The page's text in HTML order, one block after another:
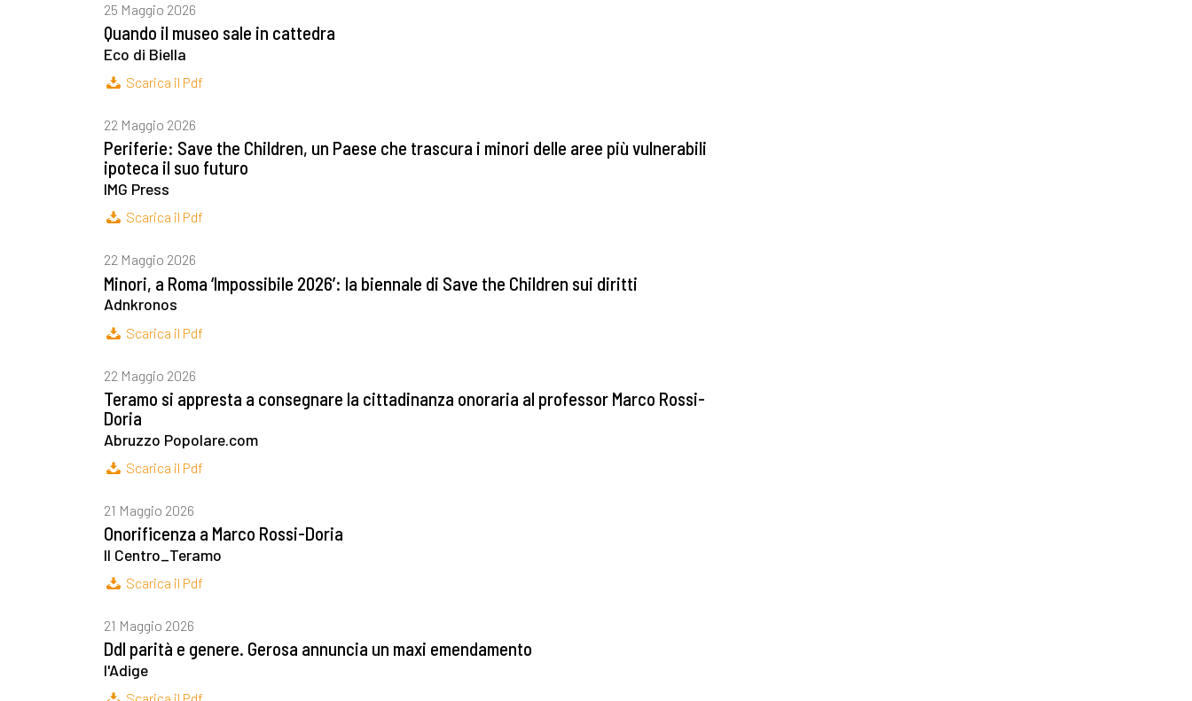
25 Maggio 2026
Quando il museo sale in cattedra
Eco di Biella
Scarica il Pdf
22 Maggio 2026
Periferie: Save the Children, un Paese che trascura i minori delle aree più vulnerabili
ipoteca il suo futuro
IMG Press
Scarica il Pdf
22 Maggio 2026
Minori, a Roma ‘Impossibile 2026’: la biennale di Save the Children sui diritti
Adnkronos
Scarica il Pdf
22 Maggio 2026
Teramo si appresta a consegnare la cittadinanza onoraria al professor Marco Rossi-
Doria
Abruzzo Popolare.com
Scarica il Pdf
21 Maggio 2026
Onorificenza a Marco Rossi-Doria
Il Centro_Teramo
Scarica il Pdf
21 Maggio 2026
Ddl parità e genere. Gerosa annuncia un maxi emendamento
l'Adige